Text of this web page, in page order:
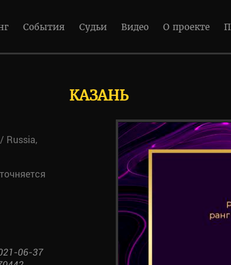
События Судьи Видео О проекте
КАЗАНЬ
Russia,
06-37